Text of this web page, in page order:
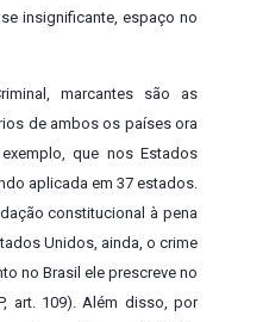
insignificante, espaço no
marcantes são as
de ambos os países ora
que nos Estados
aplicada em 37 estados.
constitucional à pena
Unidos, ainda, o crime
no Brasil ele prescreve no
art. 109). Além disso, por